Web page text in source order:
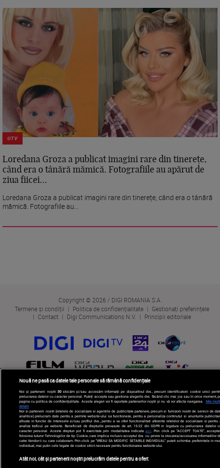
UTV
Loredana Groza a publicat imagini rare din tinerețe,
când era o tânără mămică. Fotografiile au apărut de
ziua fiicei...
Loredana Groza a publicat imagini rare din tinerețe, când era o tânără
mămică. Fotografiile au...
Copyright © 2026 / DIGI ROMANIA S.A.
Termene și condiții
Politica de confidențialitate
Gestionați preferințele
Contact
Digi Communications N.V. Principii editoriale
Nouă ne pasă ca datele tale personale să rămână confidențiale
Noi și partenerii noștri 30stocăm și/sau accesăm informații pe dispozitivul dvs., precum identificatorii cookie unici
prelucrarea datelor cu caracter personal. Puteți accepta sau gestiona alegerile dvs. făcând clic mai jos sau în orice moment,
pagina cu politica de confidențialitate. Aceste alegeri vor fi raportate partenerilor noștri și nu vă vor afecta navigarea.
Mai
detalii
Noi si partenerii nostri (retelele de socializare si agentiile de publicitate partenere, precum si furnizorii nostri de servicii de
analitice) prelucram date pentru a permite website-ului sa functioneze, pentru a personaliza continutul si anunturile
afisate in functie de interesele si/sau profilul dvs., pentru a va oferi functionalitati aferente retelelor de socializare si pentru
analiza traficul pe website. Beneficiati de drepturile prevazute de art. 15-22 din GDPR in legatura cu prelucrarea datelor
caracter personal. Aceste drepturi pot fi exercitate prin modalitatea indicataaici . Prin click pe “ACCEPT TOATE”,
folosirea tuturor Tehnologiilor de tip Cookie, care implica inclusiv acceptul dvs. cu privire la stocarea/accesarea informatiilor
catre Vendor-ii cu care colaboram. Prin click pe “VREAU SA MODIFIC SETARILE INDIVIDUAL” puteti schimba preferintele in
individual, mai putin cele legate de cookie strict necesare pentru functionarea website-ului.
Atât noi, cât și partenerii noștri prelucrăm datele pentru a oferi: